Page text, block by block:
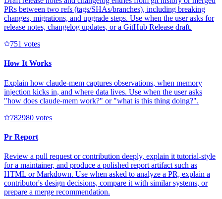
PRs between two refs (tags/SHAs/branches), including breaking
changes, migrations, and upgrade steps. Use when the user asks for
release notes, changelog updates, or a GitHub Release draft.
751 votes
How It Works
Explain how claude-mem captures observations, when memory
injection kicks in, and where data lives. Use when the user asks
"how does claude-mem work?" or "what is this thing doing?".
782980 votes
Pr Report
Review a pull request or contribution deeply, explain it tutorial-style
for a maintainer, and produce a polished report artifact such as
HTML or Markdown. Use when asked to analyze a PR, explain a
contributor's design decisions, compare it with similar systems, or
prepare a merge recommendation.